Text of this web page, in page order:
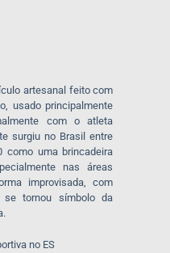
artesanal feito com
usado principalmente
com o atleta
surgiu no Brasil entre
como uma brincadeira
nas áreas
improvisada, com
se tornou símbolo da
no ES